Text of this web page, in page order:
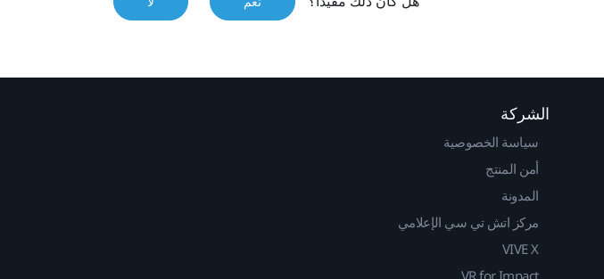
الشركة
سياسة الخصوصية
أمن المنتج
المدونة
مركز اتش تي سي الإعلامي
VIVE X
VR for Impact